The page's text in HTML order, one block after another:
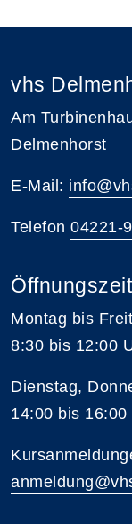
vhs
Am
Delmenhorst
E-Mail:
Telefon 04221-
Montag bis
8:30 bis 12:00
Dienstag,
14:00 bis 16:00